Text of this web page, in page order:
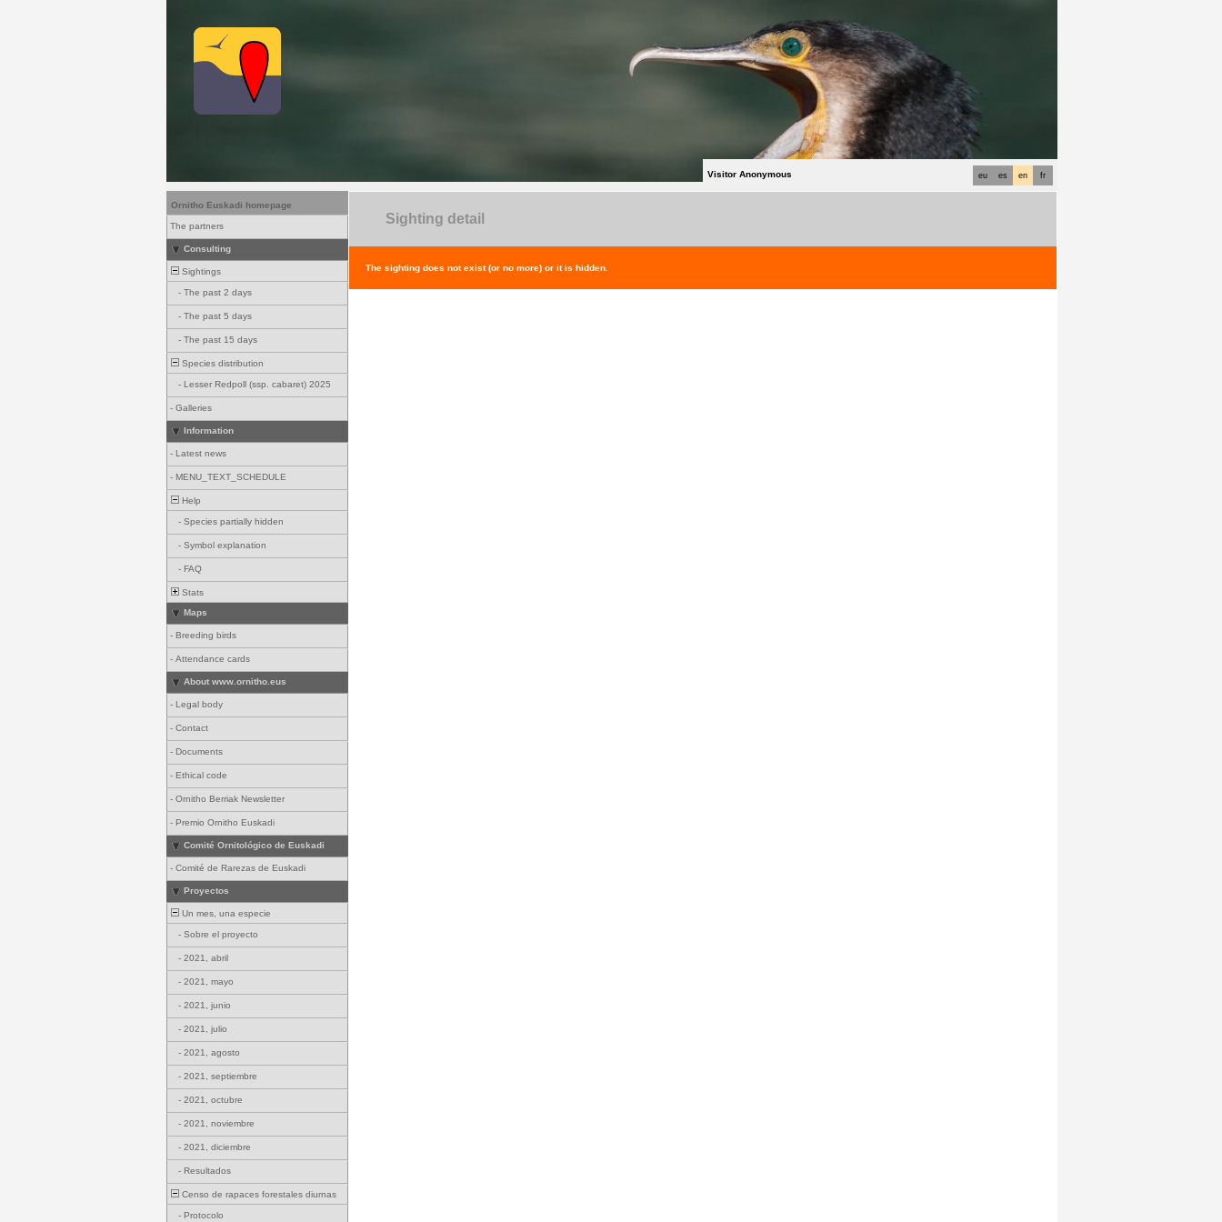
fr
en
es
eu
Visitor Anonymous
Ornitho Euskadi homepage
The partners
Consulting
Sightings
- The past 2 days
- The past 5 days
- The past 15 days
Species distribution
- Lesser Redpoll (ssp. cabaret) 2025
- Galleries
Information
- Latest news
- MENU_TEXT_SCHEDULE
Help
- Species partially hidden
- Symbol explanation
- FAQ
Stats
Maps
- Breeding birds
- Attendance cards
About www.ornitho.eus
- Legal body
- Contact
- Documents
- Ethical code
- Ornitho Berriak Newsletter
- Premio Ornitho Euskadi
Comité Ornitológico de Euskadi
- Comité de Rarezas de Euskadi
Proyectos
Un mes, una especie
- Sobre el proyecto
- 2021, abril
- 2021, mayo
- 2021, junio
- 2021, julio
- 2021, agosto
- 2021, septiembre
- 2021, octubre
- 2021, noviembre
- 2021, diciembre
- Resultados
Censo de rapaces forestales diurnas
- Protocolo
Sighting detail
The sighting does not exist (or no more) or it is hidden.